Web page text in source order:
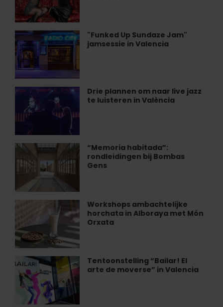
in
het
Restaurant
Alegal
van
Valencia
"Funked Up Sundaze Jam"
jamsessie in Valencia
"Funked
Up
Sundaze
Jam"
jamsessie
in
Valencia
Drie plannen om naar live jazz
te luisteren in València
Drie
plannen
om
naar
live
jazz
luisteren
València
“Memoria habitada”:
rondleidingen bij Bombas
Gens
“Memoria
habitada”:
rondleidingen
Bombas
Gens
Workshops ambachtelijke
horchata in Alboraya met Món
Orxata
Workshops
ambachtelijke
horchata
in
Alboraya
met
Món
Orxata
Tentoonstelling “Bailar! El
arte de moverse” in Valencia
Tentoonstelling
“Bailar!
El
arte